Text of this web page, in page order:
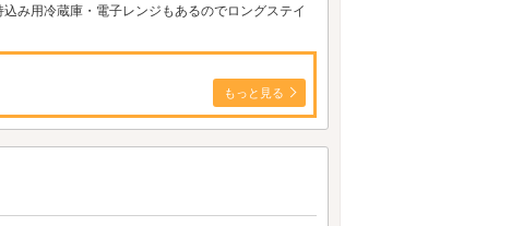
み用冷蔵庫・電子レンジもあるのでロングステイ
もっと見る